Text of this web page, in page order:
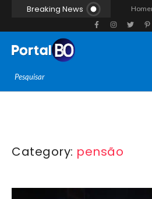
Breaking News
Category: pensão